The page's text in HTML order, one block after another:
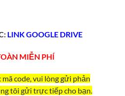
LINK GOOGLE DRIVE
MIỄN PHÍ
code, vui lòng gửi phản
tôi gửi trực tiếp cho bạn.